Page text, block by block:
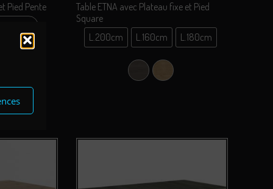
Pied Pente
220cm
260cm
Sauvage
Table ETNA avec Plateau fixe et Pied
Square
L.200cm
L.160cm
L.200cm L.160cm L.180cm
Chêne NebraskaChêne Sauvage